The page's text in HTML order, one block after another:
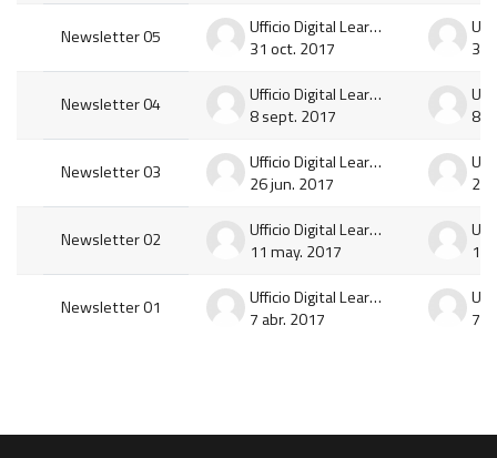
Newsletter 05
Ufficio Digital Learning e Multimedia
31 oct. 2017
31
Newsletter 04
Ufficio Digital Learning e Multimedia
8 sept. 2017
8
Newsletter 03
Ufficio Digital Learning e Multimedia
26 jun. 2017
26
Newsletter 02
Ufficio Digital Learning e Multimedia
11 may. 2017
11
Newsletter 01
Ufficio Digital Learning e Multimedia
7 abr. 2017
7